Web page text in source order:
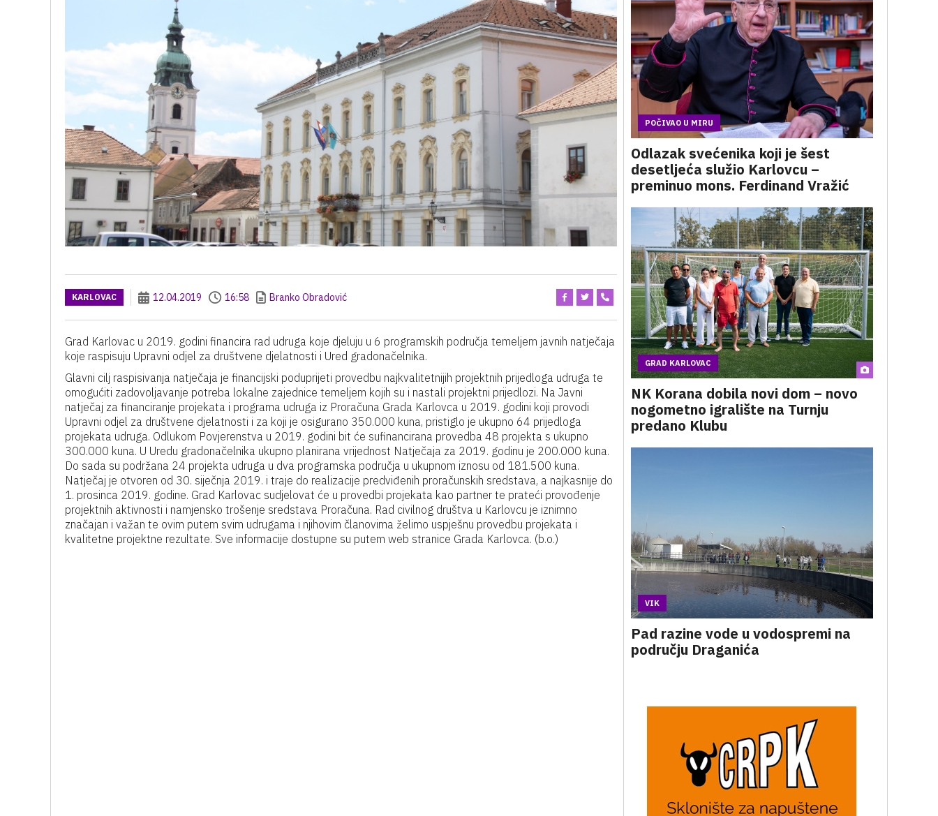
KARLOVAC 12.04.2019 16:58 Branko Obradović
Grad Karlovac u 2019. godini financira rad udruga koje djeluju u 6 programskih područja temeljem javnih natječaja
koje raspisuju Upravni odjel za društvene djelatnosti i Ured gradonačelnika.
Glavni cilj raspisivanja natječaja je financijski poduprijeti provedbu najkvalitetnijih projektnih prijedloga udruga te
omogućiti zadovoljavanje potreba lokalne zajednice temeljem kojih su i nastali projektni prijedlozi. Na Javni
natječaj za financiranje projekata i programa udruga iz Proračuna Grada Karlovca u 2019. godini koji provodi
Upravni odjel za društvene djelatnosti i za koji je osigurano 350.000 kuna, pristiglo je ukupno 64 prijedloga
projekata udruga. Odlukom Povjerenstva u 2019. godini bit će sufinancirana provedba 48 projekta s ukupno
300.000 kuna. U Uredu gradonačelnika ukupno planirana vrijednost Natječaja za 2019. godinu je 200.000 kuna.
Do sada su podržana 24 projekta udruga u dva programska područja u ukupnom iznosu od 181.500 kuna.
Natječaj je otvoren od 30. siječnja 2019. i traje do realizacije predviđenih proračunskih sredstava, a najkasnije do
1. prosinca 2019. godine. Grad Karlovac sudjelovat će u provedbi projekata kao partner te prateći provođenje
projektnih aktivnosti i namjensko trošenje sredstava Proračuna. Rad civilnog društva u Karlovcu je iznimno
značajan i važan te ovim putem svim udrugama i njihovim članovima želimo uspješnu provedbu projekata i
kvalitetne projektne rezultate. Sve informacije dostupne su putem web stranice Grada Karlovca. (b.o.)
POČIVAO U MIRU
Odlazak svećenika koji je šest
desetljeća služio Karlovcu –
preminuo mons. Ferdinand Vražić
GRAD KARLOVAC
NK Korana dobila novi dom – novo
nogometno igralište na Turnju
predano Klubu
VIK
Pad razine vode u vodospremi na
području Draganića